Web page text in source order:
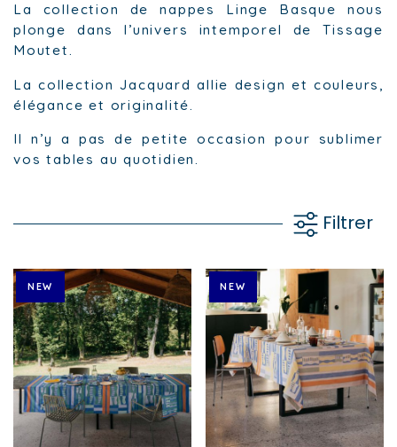
La collection de nappes Linge Basque nous
plonge dans l’univers intemporel de Tissage
Moutet.
La collection Jacquard allie design et couleurs,
élégance et originalité.
Il n’y a pas de petite occasion pour sublimer
vos tables au quotidien.
Filtrer
NEW NEW